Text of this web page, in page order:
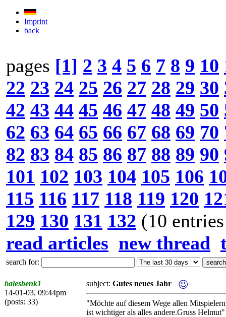
Imprint
back
pages [1] 2 3 4 5 6 7 8 9 10
22 23 24 25 26 27 28 29 30
42 43 44 45 46 47 48 49 50
62 63 64 65 66 67 68 69 70
82 83 84 85 86 87 88 89 90
101 102 103 104 105 106
115 116 117 118 119 120
129 130 131 132 (10
read articles new thread
search for:
balesbenk1
14-01-03, 09:44pm
(posts: 33)
subject: Gutes neues Jahr
"Möchte auf diesem Wege allen
ist wichtiger als alles andere.Gruss Helmut"